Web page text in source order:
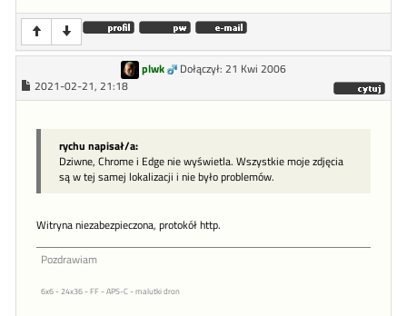
plwk
Dołączył: 21 Kwi 2006
2021-02-21, 21:18
rychu napisał/a:
Dziwne, Chrome i Edge nie wyświetla. Wszystkie moje zdjęcia
są w tej samej lokalizacji i nie było problemów.
Witryna niezabezpieczona, protokół http.
Pozdrawiam
6x6 - 24x36 - FF - APS-C - malutki dron